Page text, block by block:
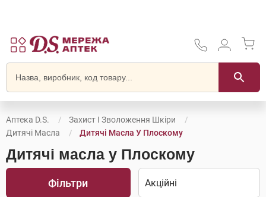
Аптека D.S.
Захист І Зволоження Шкіри
Дитячі Масла
Дитячі Масла У Плоскому
Дитячі масла у Плоскому
Фільтри